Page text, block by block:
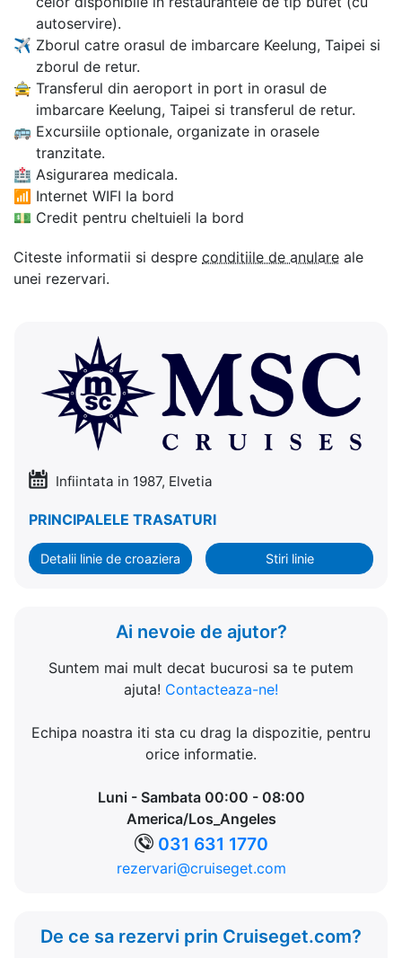
autoservire).
✈ Zborul catre orasul de imbarcare Keelung, Taipei si
zborul de retur.
🚖 Transferul din aeroport in port in orasul de
imbarcare Keelung, Taipei si transferul de retur.
🚌 Excursiile optionale, organizate in orasele
tranzitate.
🏥 Asigurarea medicala.
📶 Internet WIFI la bord
💵 Credit pentru cheltuieli la bord
Citeste informatii si despre conditiile de anulare ale
unei rezervari.
Infiintata in 1987, Elvetia
PRINCIPALELE TRASATURI
Detalii linie de croaziera Stiri linie
Ai nevoie de ajutor?
Suntem mai mult decat bucurosi sa te putem
ajuta! Contacteaza-ne!
Echipa noastra iti sta cu drag la dispozitie, pentru
orice informatie.
Luni - Sambata 00:00 - 08:00
America/Los_Angeles
031 631 1770
rezervari@cruiseget.com
De ce sa rezervi prin Cruiseget.com?